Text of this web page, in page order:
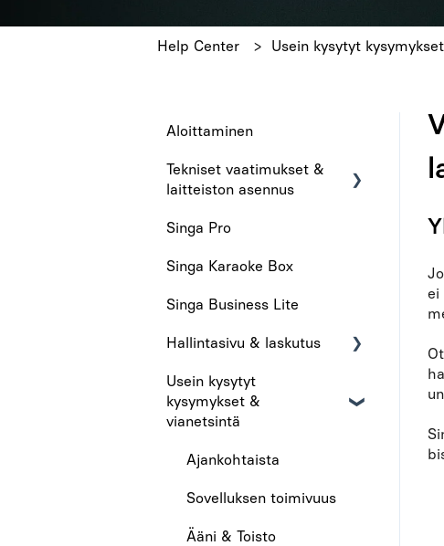
Help Center Usein kysytyt
ei
Aloittaminen
Tekniset vaatimukset &
laitteiston asennus
Tekniset vaatimukset
Laitteiston asennus
Singa Pro
Singa Karaoke Box
Singa Business Lite
Hallintasivu & laskutus
Hallintasivu
Laskutus
Usein kysytyt
kysymykset &
vianetsintä
Ajankohtaista
Sovelluksen toimivuus
Ääni & Toisto